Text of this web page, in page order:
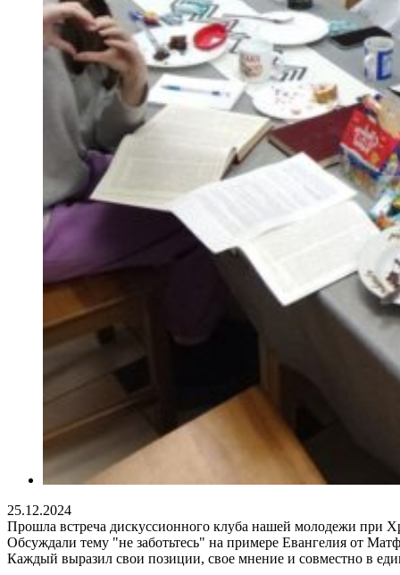
25.12.2024
Прошла встреча дискуссионного клуба нашей молодежи при
Обсуждали тему "не заботьтесь" на примере Евангелия от
Каждый выразил свои позиции, свое мнение и совместно в